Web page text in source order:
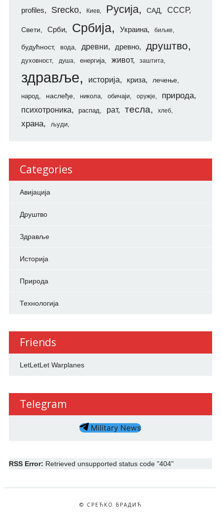
profiles Srecko Киев Русија САД СССР
Свети Срби Србија Украина биљке
будућност вода древни древно друштво
духовност душа енергија живот заштита
здравље историја криза лечење
народ наслеђе никола обичаји оружје природа
психотроника распад рат тесла хлеб
храна људи
Categories
Авијација
Друштво
Здравље
Историја
Природа
Технологија
Friends
LetLetLet Warplanes
Telegram
Military News
RSS Error: Retrieved unsupported status code "404"
© СРЕЋКО БРАДИЋ